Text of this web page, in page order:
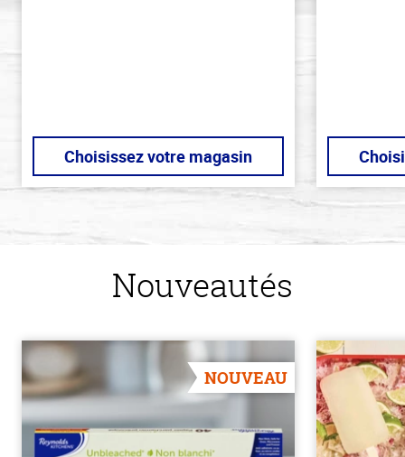
Choisissez votre magasin
Nouveautés
NOUVEAU